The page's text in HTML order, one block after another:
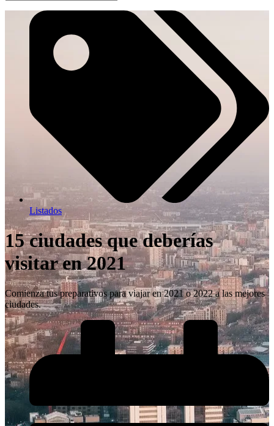
Listados
15 ciudades que deberías
visitar en 2021
Comienza tus preparativos para viajar en 2021 o 2022 a las mejores
ciudades.